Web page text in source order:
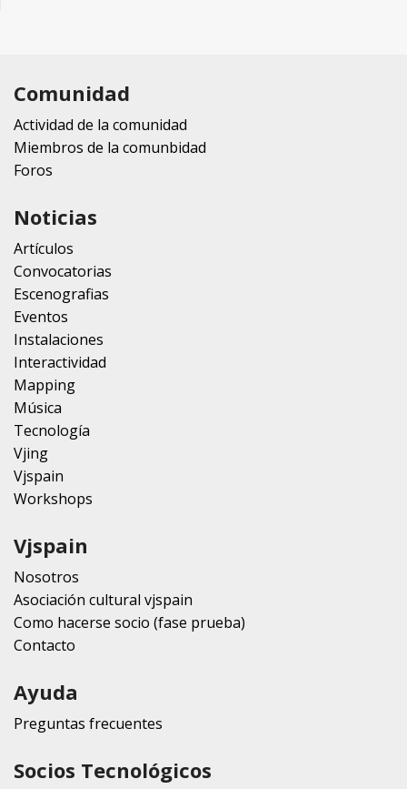
Comunidad
Actividad de la comunidad
Miembros de la comunbidad
Foros
Noticias
Artículos
Convocatorias
Escenografias
Eventos
Instalaciones
Interactividad
Mapping
Música
Tecnología
Vjing
Vjspain
Workshops
Vjspain
Nosotros
Asociación cultural vjspain
Como hacerse socio (fase prueba)
Contacto
Ayuda
Preguntas frecuentes
Socios Tecnológicos